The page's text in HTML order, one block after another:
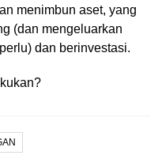
menimbun aset, yang
(dan mengeluarkan
dan berinvestasi.